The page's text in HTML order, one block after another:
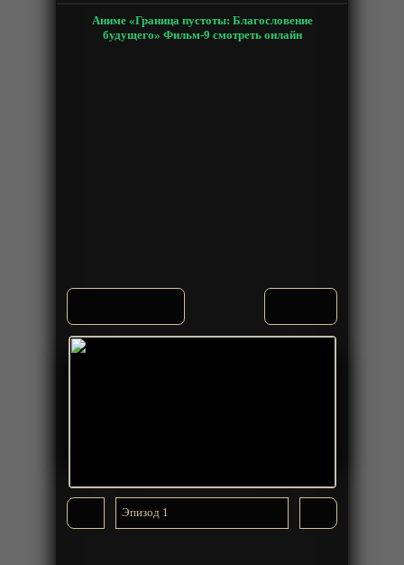
Аниме «Граница пустоты: Благословение
будущего» Фильм-9 смотреть онлайн